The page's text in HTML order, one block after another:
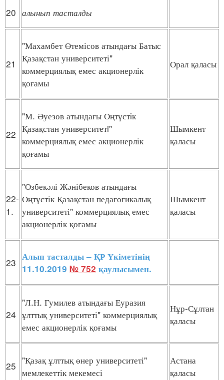
20 алынып тасталды
21
"Махамбет Өтемісов атындағы Батыс
Қазақстан университеті"
коммерциялық емес акционерлік
қоғамы
Орал қаласы
22
"М. Әуезов атындағы Оңтүстiк
Қазақстан университетi"
коммерциялық емес акционерлік
қоғамы
Шымкент
қаласы
22-
1.
"Өзбекәлі Жәнібеков атындағы
Оңтүстік Қазақстан педагогикалық
университеті" коммерциялық емес
акционерлік қоғамы
Шымкент
қаласы
23 Алып тасталды – ҚР Үкіметінің
11.10.2019 № 752 қаулысымен.
24
"Л.Н. Гумилев атындағы Еуразия
ұлттық университеті" коммерциялық
емес акционерлік қоғамы
Нұр-Сұлтан
қаласы
25 "Қазақ ұлттық өнер университеті"
мемлекеттік мекемесі
Астана
қаласы